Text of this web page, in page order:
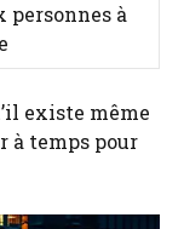
personnes à
existe même
à temps pour